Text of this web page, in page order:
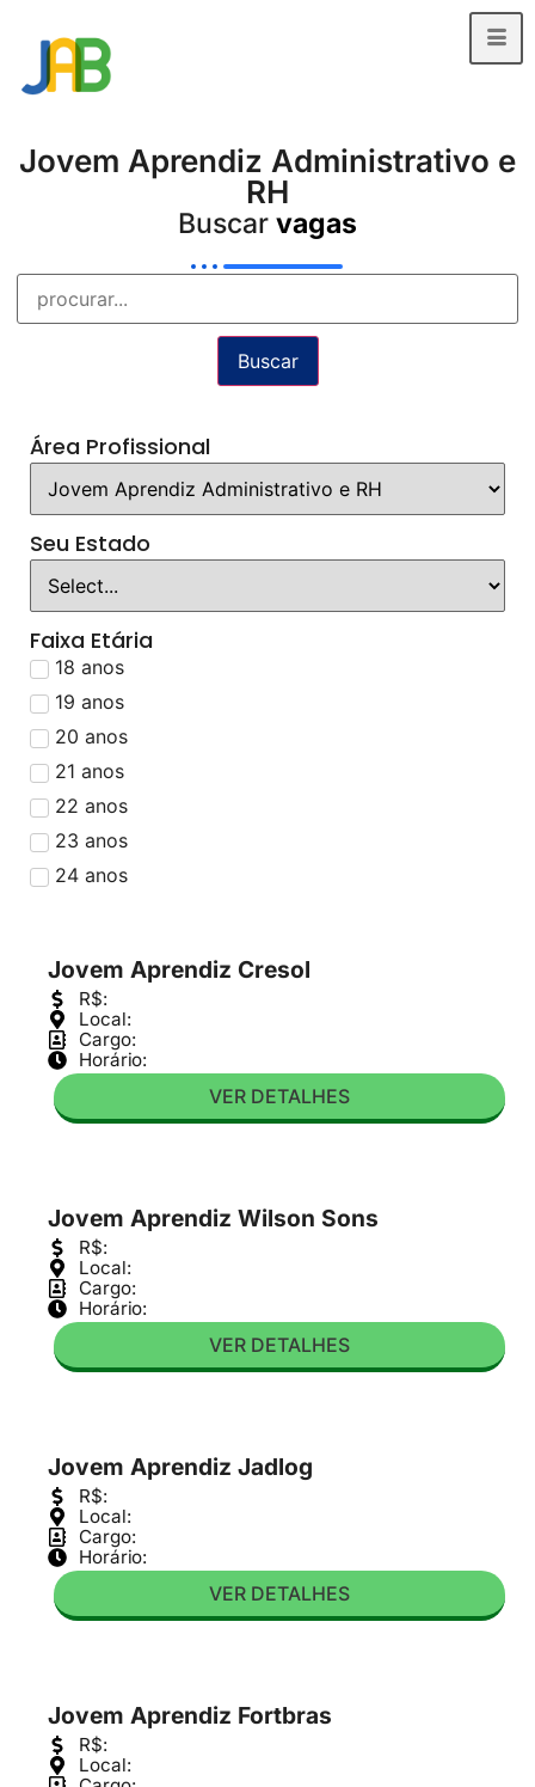
Jovem Aprendiz Administrativo e
RH
Buscar vagas
Buscar
Área Profissional
Seu Estado
Faixa Etária
18 anos
19 anos
20 anos
21 anos
22 anos
23 anos
24 anos
Jovem Aprendiz Cresol
R$:
Local:
Cargo:
Horário:
VER DETALHES
Jovem Aprendiz Wilson Sons
R$:
Local:
Cargo:
Horário:
VER DETALHES
Jovem Aprendiz Jadlog
R$:
Local:
Cargo:
Horário:
VER DETALHES
Jovem Aprendiz Fortbras
R$:
Local: